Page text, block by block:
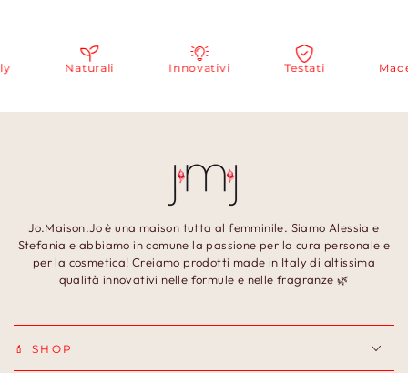
Naturali Innovativi Testati
Jo.Maison.Jo è una maison tutta al femminile. Siamo Alessia e
Stefania e abbiamo in comune la passione per la cura personale e
per la cosmetica! Creiamo prodotti made in Italy di altissima
qualità innovativi nelle formule e nelle fragranze 🌿
💄 SHOP